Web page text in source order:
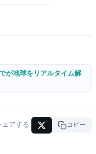
3が地球をリアルタイム解
ェアする URLコピー